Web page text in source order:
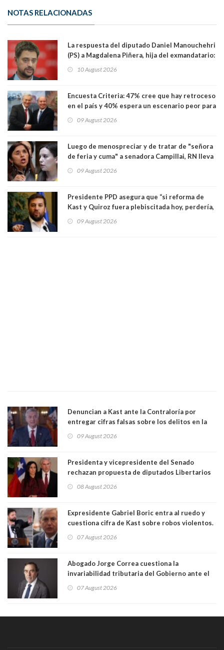
NOTAS RELACIONADAS
La respuesta del diputado Daniel Manouchehri
(PS) a Magdalena Piñera, hija del exmandatario:
creían intocables"
10 August 2026
Encuesta Criteria: 47% cree que hay retroceso
en el país y 40% espera un escenario peor para
09 August 2026
Luego de menospreciar y de tratar de "señora
de feria y cuma" a senadora Campillai, RN lleva
09 August 2026
Presidente PPD asegura que “si reforma de
Kast y Quiroz fuera plebiscitada hoy, perdería,
a favor de la oposición, sería una victoria de la
09 August 2026
Denuncian a Kast ante la Contraloría por
entregar cifras falsas sobre los delitos en la
09 August 2026
Presidenta y vicepresidente del Senado
rechazan propuesta de diputados Libertarios
"Constituye un camino equivocado"
08 August 2026
Expresidente Gabriel Boric entra al ruedo y
cuestiona cifra de Kast sobre robos violentos.
07 August 2026
Abogado Jorge Correa cuestiona la
invariabilidad tributaria del Gobierno ante el
democracia” y "defendemos la alternancia en el
07 August 2026